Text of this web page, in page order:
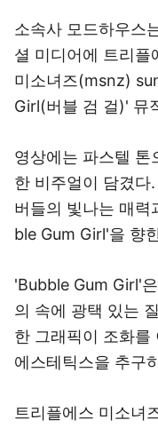
소속사 모드하우스
셜 미디어에 트리플
미소녀즈(msnz)
Girl(버블 검 걸)' 뮤
영상에는 파스텔
한 비주얼이 담겼다
버들의 빛나는 매
ble Gum Girl'을 향
'Bubble Gum Girl'
의 속에 광택 있는
한 그래픽이 조화를
에스테틱스을 추구
트리플에스 미소녀